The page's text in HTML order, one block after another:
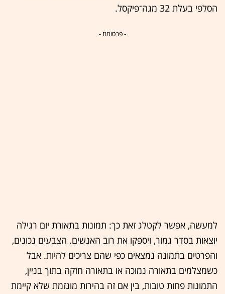
הסלפי בעלת 32 מגה־פיקסל.
- פרסומת -
למעשה, אפשר לקטלג זאת כך: תמונות בתאורת יום רגילה
יוצאות בסדר גמור, ויספקו את רוב האנשים. הצבעים נכונים,
והפרטים בתמונה נמצאים כפי שהם צריכים להיות. אבל
כשמצלמים בתאורה נמוכה או בתאורה חזקה בתוך בניין,
התמונות פחות טובות, בין אם זה בהירות מוגזמת שלא קיימת